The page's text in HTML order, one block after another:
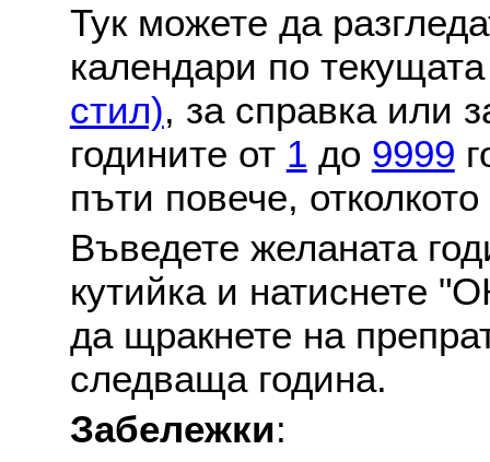
Тук можете да
календари по
стил), за справка или
годините от 1 до 9999
пъти повече,
Въведете желаната
кутийка и натиснете
да щракнете на
следваща година.
Забележки: